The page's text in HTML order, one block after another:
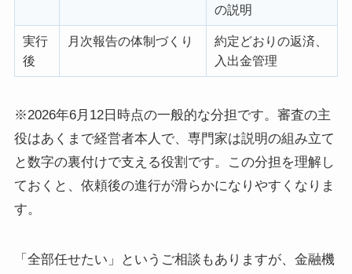
の説明
実行
後
月次報告の体制づくり
約定どおりの返済、
入出金管理
※2026年6月12日時点の一般的な分担です。審査の主
役はあくまで経営者本人で、専門家は説明の組み立て
と数字の裏付けで支える役割です。この分担を理解し
ておくと、依頼後の進行が滑らかになりやすくなりま
す。
「全部任せたい」というご相談もありますが、金融機